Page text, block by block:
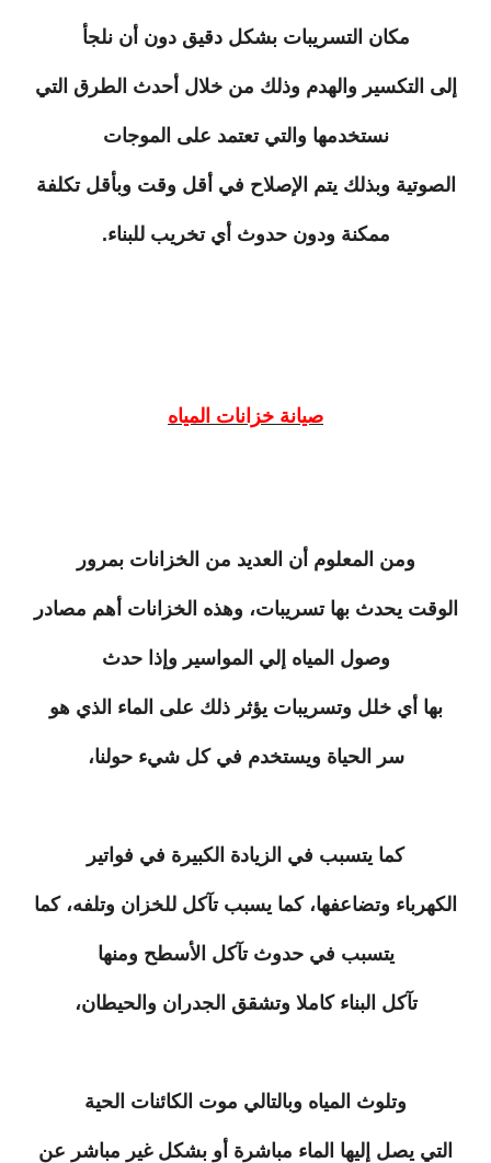
مكان التسريبات بشكل دقيق دون أن نلجأ
إلى التكسير والهدم وذلك من خلال أحدث الطرق التي
نستخدمها والتي تعتمد على الموجات
الصوتية وبذلك يتم الإصلاح في أقل وقت وبأقل تكلفة
ممكنة ودون حدوث أي تخريب للبناء.
صيانة خزانات المياه
ومن المعلوم أن العديد من الخزانات بمرور
الوقت يحدث بها تسريبات، وهذه الخزانات أهم مصادر
وصول المياه إلي المواسير وإذا حدث
بها أي خلل وتسريبات يؤثر ذلك على الماء الذي هو
سر الحياة ويستخدم في كل شيء حولنا،
كما يتسبب في الزيادة الكبيرة في فواتير
الكهرباء وتضاعفها، كما يسبب تآكل للخزان وتلفه، كما
يتسبب في حدوث تآكل الأسطح ومنها
تآكل البناء كاملا وتشقق الجدران والحيطان،
وتلوث المياه وبالتالي موت الكائنات الحية
التي يصل إليها الماء مباشرة أو بشكل غير مباشر عن